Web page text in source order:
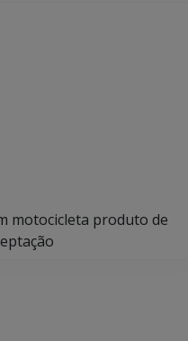
motocicleta produto de